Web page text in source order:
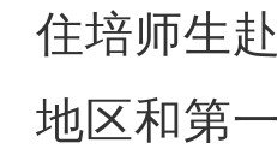
住培师生
地区和第